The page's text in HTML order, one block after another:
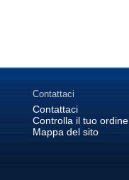
Contattaci
Contattaci
Controlla il tuo ordine
Mappa del sito